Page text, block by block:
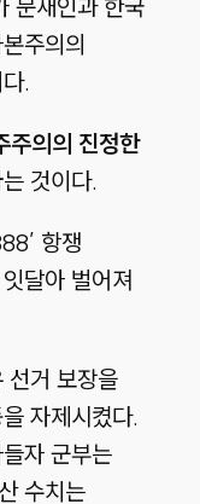
문재인과 한국
주의의
.
주의의 진정한
는 것이다.
항쟁
달아 벌어져
선거 보장을
자제시켰다.
자 군부는
수치는